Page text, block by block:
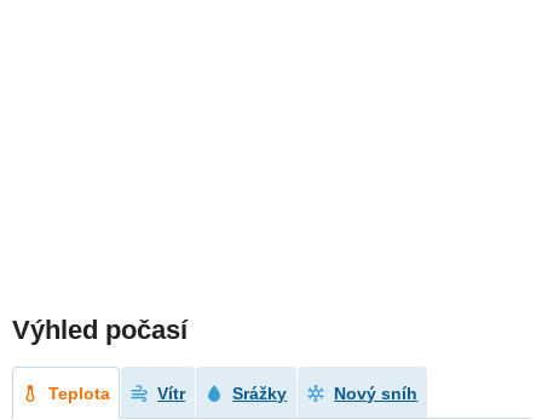
Výhled počasí
Teplota Vítr Srážky Nový sníh